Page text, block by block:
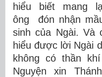
hiểu biết mang
ông đón nhận
sinh của Ngài. Và
hiểu được lời Ngài
không có thần
Nguyện xin